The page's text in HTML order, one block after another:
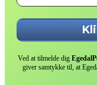
Ved at tilmelde dig
giver samtykke til, at